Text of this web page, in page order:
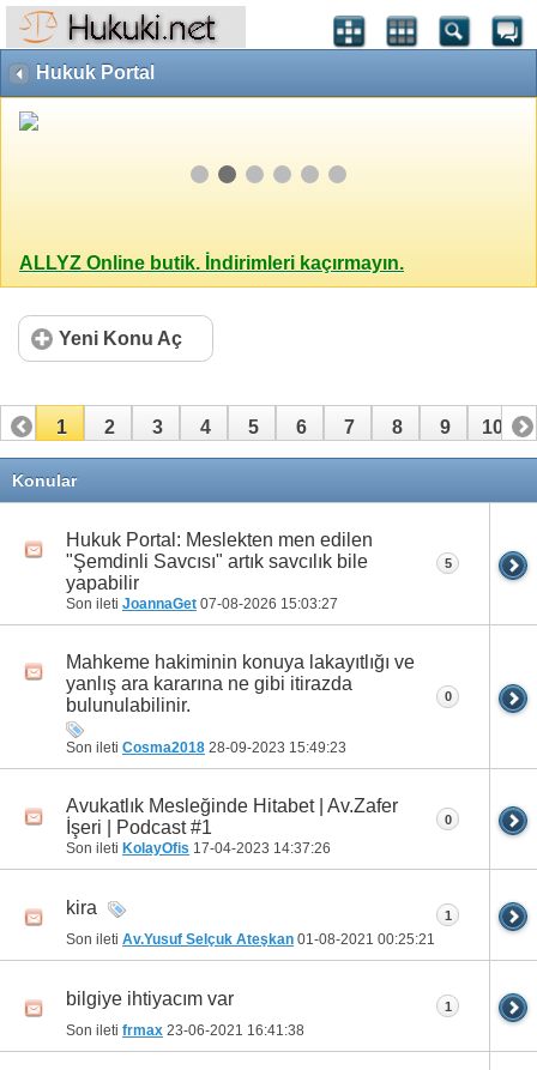
Hukuk Portal
ALLYZ Online butik. İndirimleri kaçırmayın.
Yeni Konu Aç
1 2 3 4 5 6 7 8 9 10
11
32 33 34 35 36 37 39
Konular
Hukuk Portal: Meslekten men edilen
"Şemdinli Savcısı" artık savcılık bile
yapabilir
Son ileti JoannaGet 07-08-2026 15:03:27
5
Mahkeme hakiminin konuya lakayıtlığı ve
yanlış ara kararına ne gibi itirazda
bulunulabilinir.
Son ileti Cosma2018 28-09-2023 15:49:23
0
Avukatlık Mesleğinde Hitabet | Av.Zafer
İşeri | Podcast #1
Son ileti KolayOfis 17-04-2023 14:37:26
0
kira
Son ileti Av.Yusuf Selçuk Ateşkan 01-08-2021 00:25:21
1
bilgiye ihtiyacım var
Son ileti frmax 23-06-2021 16:41:38
1